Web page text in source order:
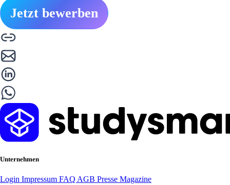
Jetzt bewerben
Unternehmen
Login Impressum FAQ AGB Presse Magazine